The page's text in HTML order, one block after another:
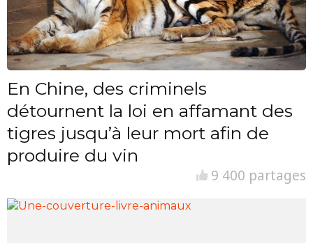
En Chine, des criminels
détournent la loi en affamant des
tigres jusqu’à leur mort afin de
produire du vin
9 400 partages